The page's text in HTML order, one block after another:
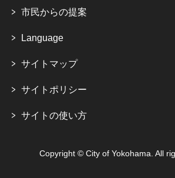
市民からの提案
Language
サイトマップ
サイトポリシー
サイトの使い方
Copyright © City of Yokohama. All